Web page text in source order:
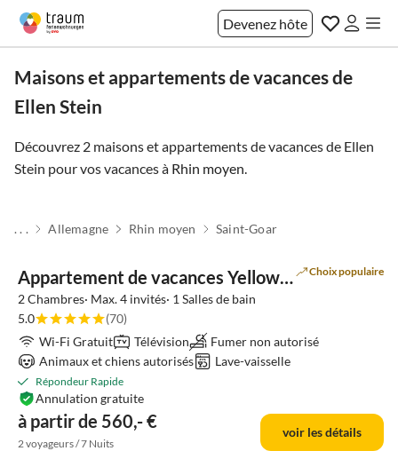
Devenez hôte
Maisons et appartements de vacances de
Ellen Stein
Découvrez 2 maisons et appartements de vacances de Ellen
Stein pour vos vacances à Rhin moyen.
. . . Allemagne Rhin moyen Saint-Goar
Appartement de vacances Yellowstone Choix populaire
2 Chambres· Max. 4 invités· 1 Salles de bain
5.0
(70)
Wi-Fi Gratuit
Télévision
Fumer non autorisé
Animaux et chiens autorisés
Lave-vaisselle
Répondeur Rapide
à partir de 560,- €
Annulation gratuite
2 voyageurs / 7 Nuits
voir les détails